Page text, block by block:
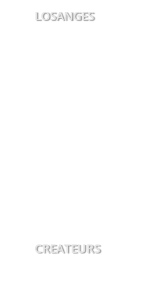
LOSANGES
CREATEURS